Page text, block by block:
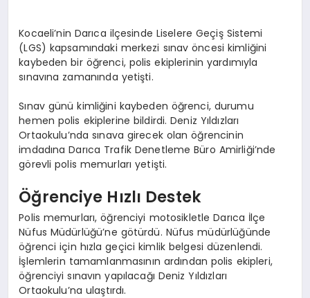
Kocaeli’nin Darıca ilçesinde Liselere Geçiş Sistemi
(LGS) kapsamındaki merkezi sınav öncesi kimliğini
kaybeden bir öğrenci, polis ekiplerinin yardımıyla
sınavına zamanında yetişti.
Sınav günü kimliğini kaybeden öğrenci, durumu
hemen polis ekiplerine bildirdi. Deniz Yıldızları
Ortaokulu’nda sınava girecek olan öğrencinin
imdadına Darıca Trafik Denetleme Büro Amirliği’nde
görevli polis memurları yetişti.
Öğrenciye Hızlı Destek
Polis memurları, öğrenciyi motosikletle Darıca İlçe
Nüfus Müdürlüğü’ne götürdü. Nüfus müdürlüğünde
öğrenci için hızla geçici kimlik belgesi düzenlendi.
İşlemlerin tamamlanmasının ardından polis ekipleri,
öğrenciyi sınavın yapılacağı Deniz Yıldızları
Ortaokulu’na ulaştırdı.